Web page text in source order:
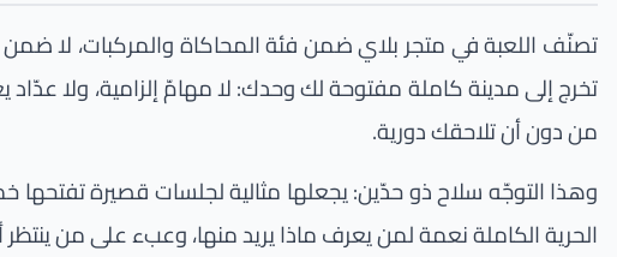
تصنّف اللعبة في متجر بلاي ضمن فئة المحاكاة والمركبات، لا ضمن
تخرج إلى مدينة كاملة مفتوحة لك وحدك: لا مهامّ إلزامية، ولا
من دون أن تلاحقك دورية.
وهذا التوجّه سلاح ذو حدّين: يجعلها مثالية لجلسات قصيرة
الحرية الكاملة نعمة لمن يعرف ماذا يريد منها، وعبء على من ينتظر